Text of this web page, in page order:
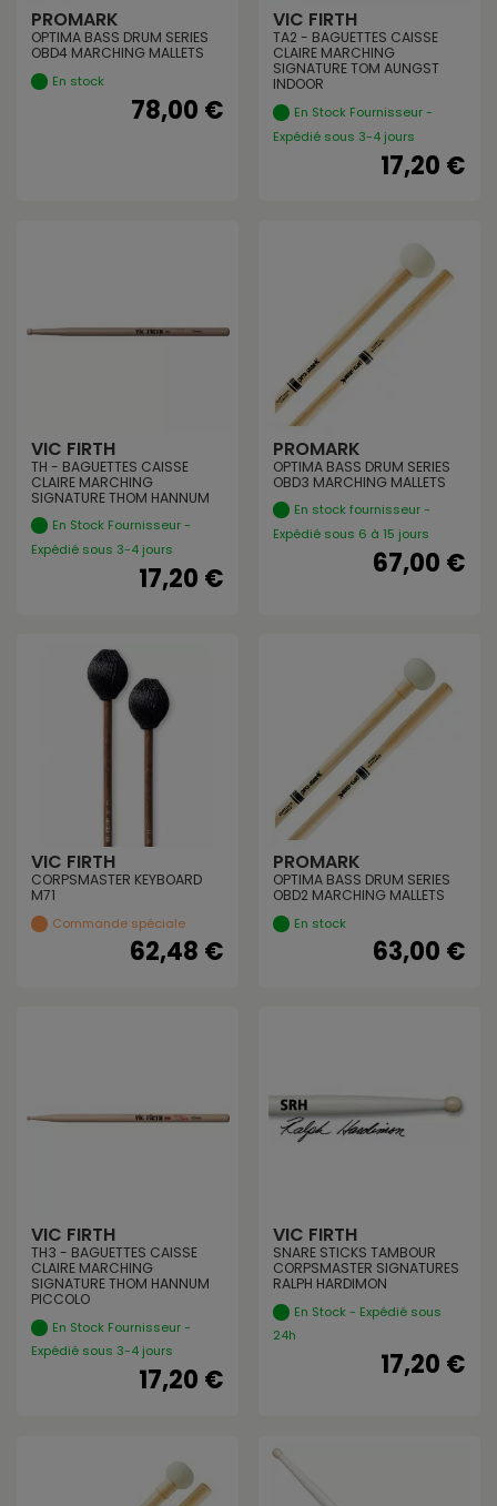
PROMARK
OPTIMA BASS DRUM SERIES
OBD4 MARCHING MALLETS
En stock
78,00 €
VIC FIRTH
TA2 - BAGUETTES CAISSE
CLAIRE MARCHING
SIGNATURE TOM AUNGST
INDOOR
En Stock Fournisseur -
Expédié sous 3-4 jours
17,20 €
VIC FIRTH
TH - BAGUETTES CAISSE
CLAIRE MARCHING
SIGNATURE THOM HANNUM
En Stock Fournisseur -
Expédié sous 3-4 jours
17,20 €
PROMARK
OPTIMA BASS DRUM SERIES
OBD3 MARCHING MALLETS
En stock fournisseur -
Expédié sous 6 à 15 jours
67,00 €
VIC FIRTH
CORPSMASTER KEYBOARD
M71
Commande spéciale
62,48 €
PROMARK
OPTIMA BASS DRUM SERIES
OBD2 MARCHING MALLETS
En stock
63,00 €
VIC FIRTH
TH3 - BAGUETTES CAISSE
CLAIRE MARCHING
SIGNATURE THOM HANNUM
PICCOLO
En Stock Fournisseur -
Expédié sous 3-4 jours
17,20 €
VIC FIRTH
SNARE STICKS TAMBOUR
CORPSMASTER SIGNATURES
RALPH HARDIMON
En Stock - Expédié sous
24h
17,20 €